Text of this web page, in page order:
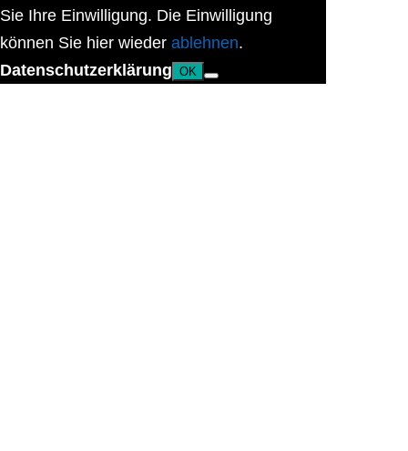
Sie Ihre Einwilligung. Die Einwilligung
können Sie hier wieder ablehnen.
Datenschutzerklärung OK